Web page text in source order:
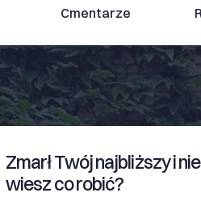
Cmentarze
Zmarł Twój najbliższy i nie
wiesz co robić?